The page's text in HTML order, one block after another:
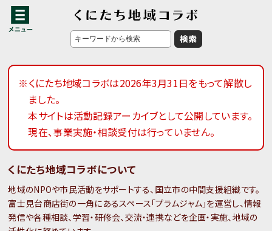
※くにたち地域コラボは2026年3月31日をもって解散し
ました。
本サイトは活動記録アーカイブとして公開しています。
現在、事業実施・相談受付は行っていません。
くにたち地域コラボについて
地域のNPOや市民活動をサポートする、国立市の中間支援組織です。
富士見台商店街の一角にあるスペース「プラムジャム」を運営し、情報
発信や各種相談、学習・研修会、交流・連携などを企画・実施、地域の